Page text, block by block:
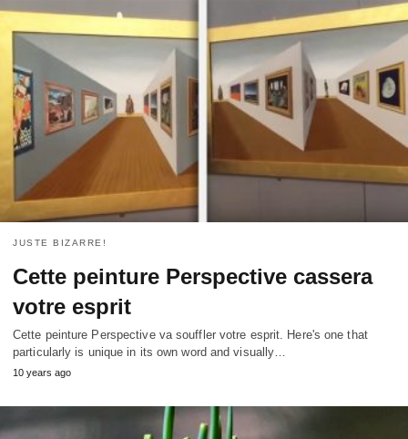
JUSTE BIZARRE!
Cette peinture Perspective cassera
votre esprit
Cette peinture Perspective va souffler votre esprit.
Here's one that
particularly is unique in its own word and visually
10 years ago